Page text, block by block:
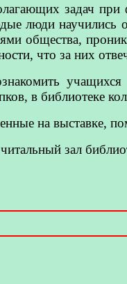
задач при
люди научились
общества,
что за них
учащихся
в библиотеке
на выставке,
зал